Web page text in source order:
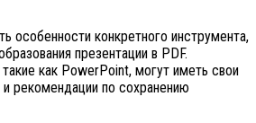
особенности конкретного инструмента,
презентации в PDF.
как PowerPoint, могут иметь свои
рекомендации по сохранению